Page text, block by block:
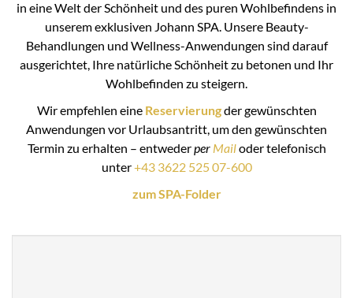
in eine Welt der Schönheit und des puren Wohlbefindens in
unserem exklusiven Johann SPA. Unsere Beauty-
Behandlungen und Wellness-Anwendungen sind darauf
ausgerichtet, Ihre natürliche Schönheit zu betonen und Ihr
Wohlbefinden zu steigern.
Wir empfehlen eine Reservierungder gewünschten
Anwendungen vor Urlaubsantritt, um den gewünschten
Termin zu erhalten – entwederper Mailoder telefonisch
unter+43 3622 525 07-600
zum SPA-Folder